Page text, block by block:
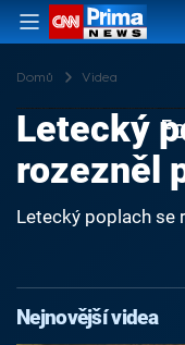
Domů Videa
Letecký
rozezněl
Letecký poplach se
Nejnovější videa